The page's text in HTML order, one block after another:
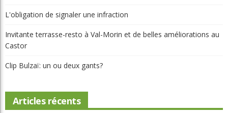
L'obligation de signaler une infraction
Invitante terrasse-resto à Val-Morin et de belles améliorations au
Castor
Clip Bulzaï: un ou deux gants?
Articles récents